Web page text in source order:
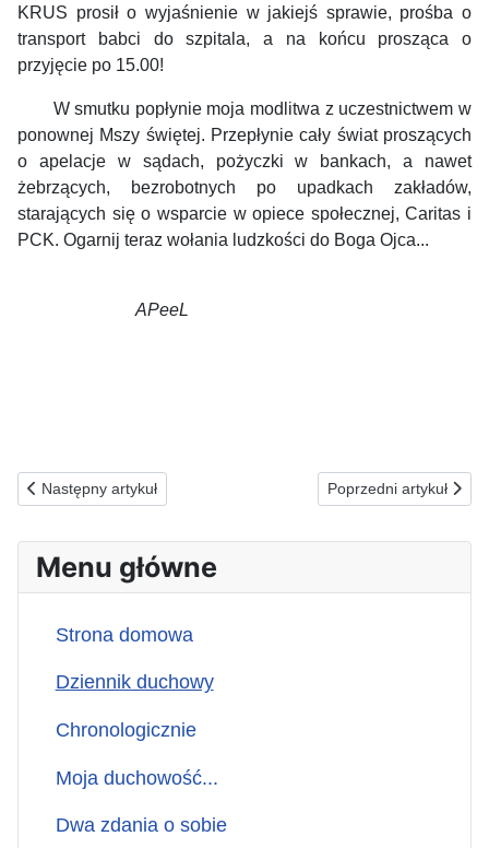
KRUS prosił o wyjaśnienie w jakiejś sprawie, prośba o
transport babci do szpitala, a na końcu prosząca o
przyjęcie po 15.00!
W smutku popłynie moja modlitwa z uczestnictwem w
ponownej Mszy świętej. Przepłynie cały świat proszących
o apelacje w sądach, pożyczki w bankach, a nawet
żebrzących, bezrobotnych po upadkach zakładów,
starających się o wsparcie w opiece społecznej, Caritas i
PCK. Ogarnij teraz wołania ludzkości do Boga Ojca...
APeeL
Poprzednia strona: 01.08.2025(pt) ZA BLISKICH NAGŁEJ
Następny artykuł Następna strona:
Poprzedni artykuł
Menu główne
Strona domowa
Dziennik duchowy
Chronologicznie
Moja duchowość...
Dwa zdania o sobie